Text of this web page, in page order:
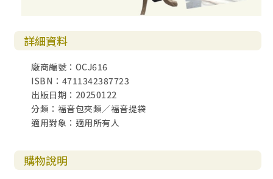
詳細資料
廠商編號：OCJ616
ISBN：4711342387723
出版日期：20250122
分類：福音包夾類／福音提袋
適用對象：適用所有人
購物說明